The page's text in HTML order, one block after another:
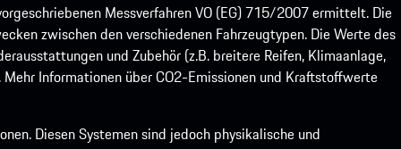
Messverfahren VO (EG) 715/2007 ermittelt. Die
zwischen den verschiedenen Fahrzeugtypen. Die Werte des
und Zubehör (z.B. breitere Reifen, Klimaanlage,
Informationen über CO2-Emissionen und Kraftstoffwerte
Diesen Systemen sind jedoch physikalische und